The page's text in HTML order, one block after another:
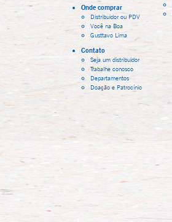
Onde comprar
Distribuidor ou PDV
Você na Boa
Gusttavo Lima
Contato
Seja um distribuidor
Trabalhe conosco
Departamentos
Doação e Patrocínio